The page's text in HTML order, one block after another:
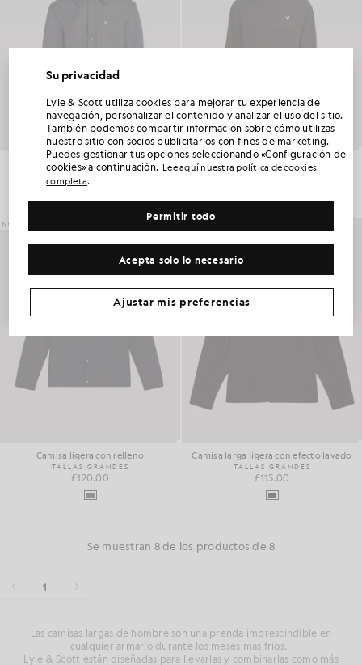
Camisa ligera con relleno
£120.00 £95.00
NOVEDADES
Camisa ligera con relleno
TALLAS GRANDES
£120.00
Camisa larga ligera con efecto lavado
TALLAS GRANDES
£115.00
Se muestran 8 de los productos de 8
1
Las camisas largas de hombre son una prenda imprescindible en
cualquier armario durante los meses más fríos.
Lyle & Scott están diseñadas para llevarlas y combinarlas como más
Su privacidad
Lyle & Scott utiliza cookies para mejorar tu experiencia de
navegación, personalizar el contenido y analizar el uso del sitio.
También podemos compartir información sobre cómo utilizas
nuestro sitio con socios publicitarios con fines de marketing.
Puedes gestionar tus opciones seleccionando «Configuración de
cookies» a continuación. Lee aquí nuestra política de cookies
completa.
Acepta solo lo necesario
Permitir todo
Ajustar mis preferencias
DESBLOQUEA UN 15 % DE DESCUENTO EN
TU PRIMER PEDIDO
Únete al Club Lyle & Scott y sé el primero en enterarte de los lanzamientos de la nueva
temporada, las colaboraciones y las rebajas de temporada exclusivas para socios,
además de conseguir un código de bienvenida único del 15 %.
¿Alguna preferencia adicional en cuanto a la comunicación?
RECLAMAR MI OFERTA